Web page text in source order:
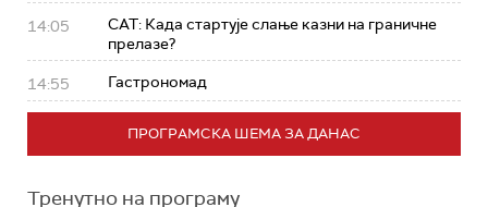
14:05
САТ: Када стартује слање казни на граничне
прелазе?
14:55 Гастрономад
ПРОГРАМСКА ШЕМА ЗА ДАНАС
Тренутно на програму